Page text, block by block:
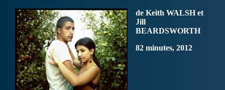
de Keith WALSH et
Jill
BEARDSWORTH
82 minutes, 2012